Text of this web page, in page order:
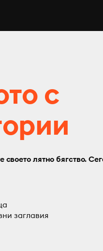
с
лятно бягство.
заглавия